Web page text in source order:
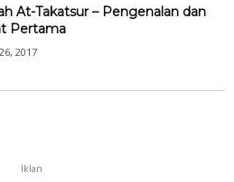
At-Takatsur – Pengenalan dan
Pertama
2017
Iklan